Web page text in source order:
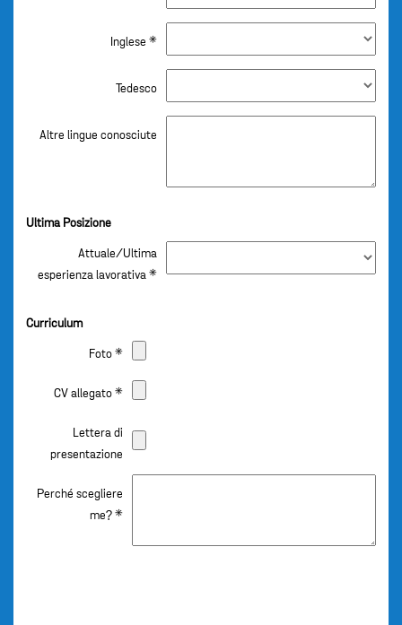
Inglese *
Tedesco
Altre lingue conosciute
Ultima Posizione
Attuale/Ultima
esperienza lavorativa *
Curriculum
Foto *
CV allegato *
Lettera di
presentazione
Perché scegliere
me? *